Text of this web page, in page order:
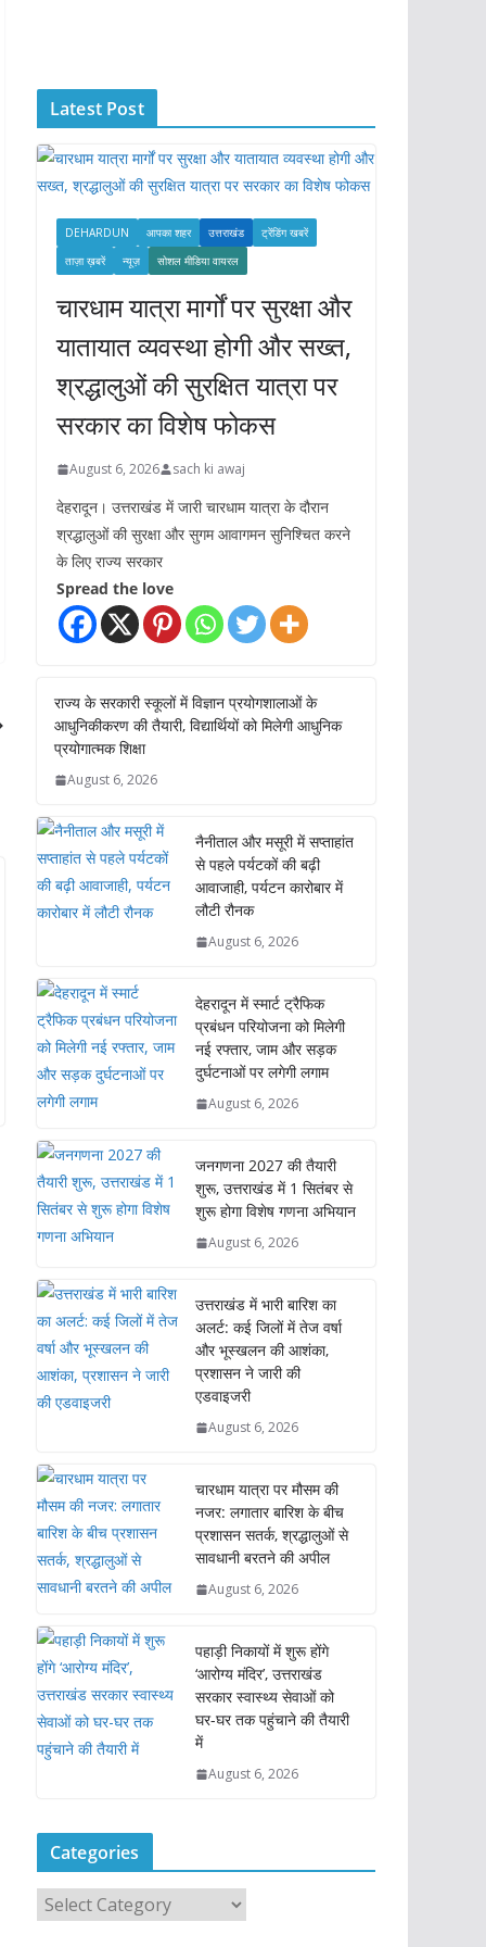
e
s
Latest Post
DEHARDUN आपका शहर उत्तराखंड
ट्रेंडिंग खबरें
ताज़ा ख़बरें
न्यूज़ सोशल मीडिया वायरल
चारधाम यात्रा मार्गों पर सुरक्षा और
यातायात व्यवस्था होगी और सख्त,
श्रद्धालुओं की सुरक्षित यात्रा पर
सरकार का विशेष फोकस
August 6, 2026 sach ki awaj
देहरादून। उत्तराखंड में जारी चारधाम यात्रा के दौरान
श्रद्धालुओं की सुरक्षा और सुगम आवागमन सुनिश्चित करने
के लिए राज्य सरकार
Spread the love
राज्य के सरकारी स्कूलों में विज्ञान प्रयोगशालाओं के
आधुनिकीकरण की तैयारी, विद्यार्थियों को मिलेगी आधुनिक
प्रयोगात्मक शिक्षा
August 6, 2026
नैनीताल और मसूरी में सप्ताहांत
से पहले पर्यटकों की बढ़ी
आवाजाही, पर्यटन कारोबार में
लौटी रौनक
August 6, 2026
देहरादून में स्मार्ट ट्रैफिक
प्रबंधन परियोजना को मिलेगी
नई रफ्तार, जाम और सड़क
दुर्घटनाओं पर लगेगी लगाम
August 6, 2026
जनगणना 2027 की तैयारी
शुरू, उत्तराखंड में 1 सितंबर से
शुरू होगा विशेष गणना अभियान
August 6, 2026
उत्तराखंड में भारी बारिश का
अलर्ट: कई जिलों में तेज वर्षा
और भूस्खलन की आशंका,
प्रशासन ने जारी की
एडवाइजरी
August 6, 2026
चारधाम यात्रा पर मौसम की
नजर: लगातार बारिश के बीच
प्रशासन सतर्क, श्रद्धालुओं से
सावधानी बरतने की अपील
August 6, 2026
पहाड़ी निकायों में शुरू होंगे
‘आरोग्य मंदिर’, उत्तराखंड
सरकार स्वास्थ्य सेवाओं को
घर-घर तक पहुंचाने की तैयारी
में
August 6, 2026
Categories
a